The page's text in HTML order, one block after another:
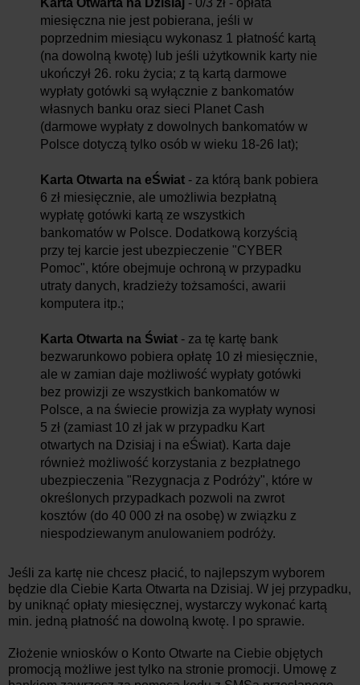
miesięczna nie jest pobierana, jeśli w
poprzednim miesiącu wykonasz 1 płatność kartą
(na dowolną kwotę) lub jeśli użytkownik karty nie
ukończył 26. roku życia; z tą kartą darmowe
wypłaty gotówki są wyłącznie z bankomatów
własnych banku oraz sieci Planet Cash
(darmowe wypłaty z dowolnych bankomatów w
Polsce dotyczą tylko osób w wieku 18-26 lat);
Karta Otwarta na eŚwiat- za którą bank pobiera
6 zł miesięcznie, ale umożliwia bezpłatną
wypłatę gotówki kartą ze wszystkich
bankomatów w Polsce. Dodatkową korzyścią
przy tej karcie jest ubezpieczenie "CYBER
Pomoc", które obejmuje ochroną w przypadku
utraty danych, kradzieży tożsamości, awarii
komputera itp.;
Karta Otwarta na Świat- za tę kartę bank
bezwarunkowo pobiera opłatę 10 zł miesięcznie,
ale w zamian daje możliwość wypłaty gotówki
bez prowizji ze wszystkich bankomatów w
Polsce, a na świecie prowizja za wypłaty wynosi
5 zł (zamiast 10 zł jak w przypadku Kart
otwartych na Dzisiaj i na eŚwiat). Karta daje
również możliwość korzystania z bezpłatnego
ubezpieczenia "Rezygnacja z Podróży", które w
określonych przypadkach pozwoli na zwrot
kosztów (do 40 000 zł na osobę) w związku z
niespodziewanym anulowaniem podróży.
Jeśli za kartę nie chcesz płacić, to najlepszym wyborem
będzie dla Ciebie Karta Otwarta na Dzisiaj. W jej przypadku,
by uniknąć opłaty miesięcznej, wystarczy wykonać kartą
min. jedną płatność na dowolną kwotę. I po sprawie.
Złożenie wniosków o Konto Otwarte na Ciebie objętych
promocją możliwe jest tylko na stronie promocji. Umowę z